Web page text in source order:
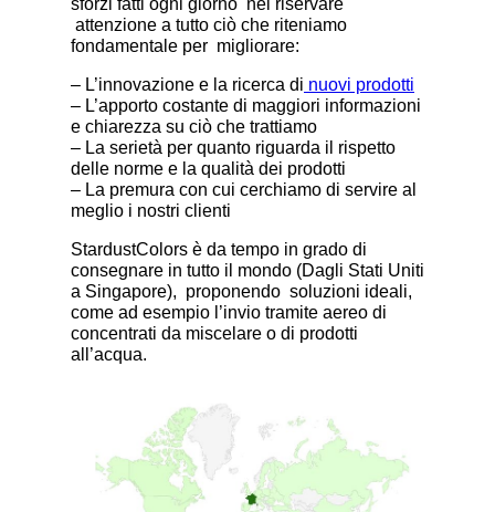
sforzi fatti ogni giorno nel riservare
attenzione a tutto ciò che riteniamo
fondamentale per migliorare:
– L’innovazione e la ricerca di nuovi prodotti
– L’apporto costante di maggiori informazioni
e chiarezza su ciò che trattiamo
– La serietà per quanto riguarda il rispetto
delle norme e la qualità dei prodotti
– La premura con cui cerchiamo di servire al
meglio i nostri clienti
StardustColors è da tempo in grado di
consegnare in tutto il mondo (Dagli Stati Uniti
a Singapore), proponendo soluzioni ideali,
come ad esempio l’invio tramite aereo di
concentrati da miscelare o di prodotti
all’acqua.